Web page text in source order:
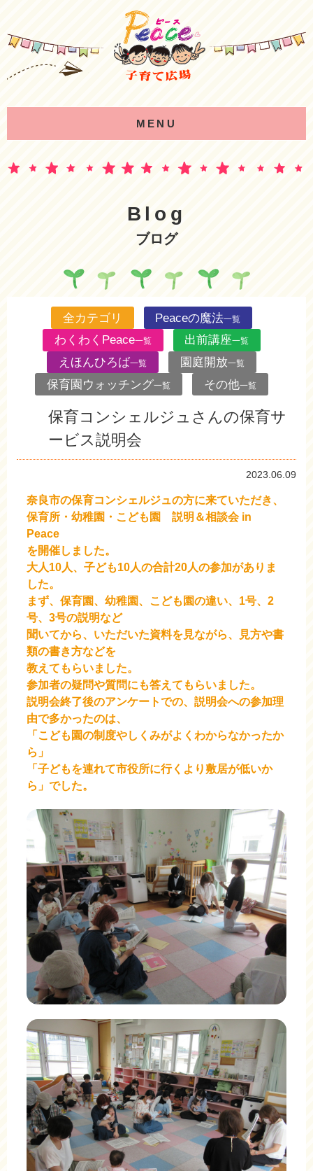
MENU
Blog
ブログ
全カテゴリ Peaceの魔法一覧
わくわくPeace一覧 出前講座一覧
えほんひろば一覧 園庭開放一覧
保育園ウォッチング一覧 その他一覧
保育コンシェルジュさんの保育サ
ービス説明会
2023.06.09
奈良市の保育コンシェルジュの方に来ていただき、
保育所・幼稚園・こども園 説明＆相談会 in
Peace
を開催しました。
大人10人、子ども10人の合計20人の参加がありま
した。
まず、保育園、幼稚園、こども園の違い、1号、2
号、3号の説明など
聞いてから、いただいた資料を見ながら、見方や書
類の書き方などを
教えてもらいました。
参加者の疑問や質問にも答えてもらいました。
説明会終了後のアンケートでの、説明会への参加理
由で多かったのは、
「こども園の制度やしくみがよくわからなかったか
ら」
「子どもを連れて市役所に行くより敷居が低いか
ら」でした。